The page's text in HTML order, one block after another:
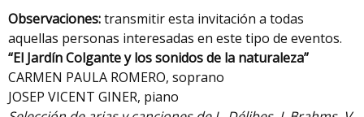
Observaciones:transmitir esta invitación a todas
aquellas personas interesadas en este tipo de eventos.
“El Jardín Colgante y los sonidos de la naturaleza”
CARMEN PAULA ROMERO, soprano
JOSEP VICENT GINER, piano